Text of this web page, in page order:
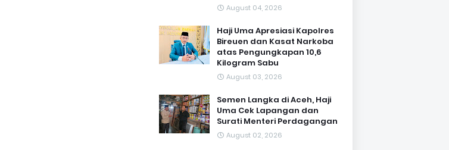
August 04, 2026
Haji Uma Apresiasi Kapolres
Bireuen dan Kasat Narkoba
atas Pengungkapan 10,6
Kilogram Sabu
August 03, 2026
Semen Langka di Aceh, Haji
Uma Cek Lapangan dan
Surati Menteri Perdagangan
August 02, 2026